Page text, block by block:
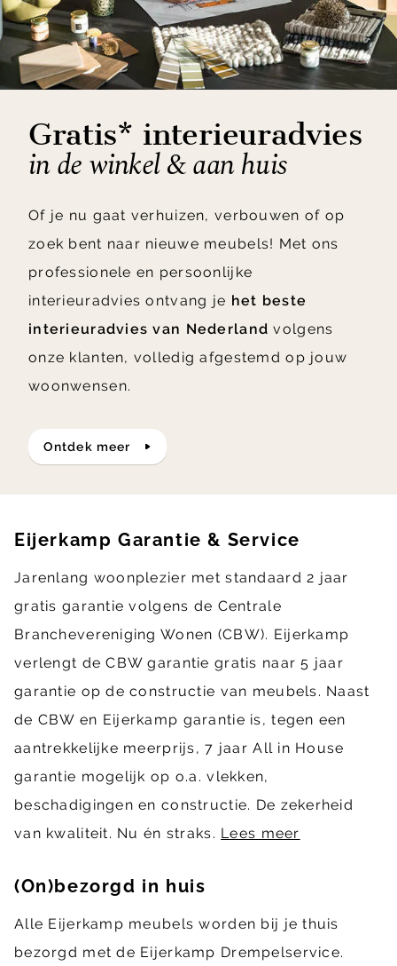
Gratis* interieuradvies
in de winkel & aan huis
Of je nu gaat verhuizen, verbouwen of op
zoek bent naar nieuwe meubels! Met ons
professionele en persoonlijke
interieuradvies ontvang je het beste
interieuradvies van Nederland volgens
onze klanten, volledig afgestemd op jouw
woonwensen.
ontdek meer
Eijerkamp Garantie & Service
Jarenlang woonplezier met standaard 2 jaar
gratis garantie volgens de Centrale
Branchevereniging Wonen (CBW). Eijerkamp
verlengt de CBW garantie gratis naar 5 jaar
garantie op de constructie van meubels. Naast
de CBW en Eijerkamp garantie is, tegen een
aantrekkelijke meerprijs, 7 jaar All in House
garantie mogelijk op o.a. vlekken,
beschadigingen en constructie. De zekerheid
van kwaliteit. Nu én straks. Lees meer
(On)bezorgd in huis
Alle Eijerkamp meubels worden bij je thuis
bezorgd met de Eijerkamp Drempelservice.